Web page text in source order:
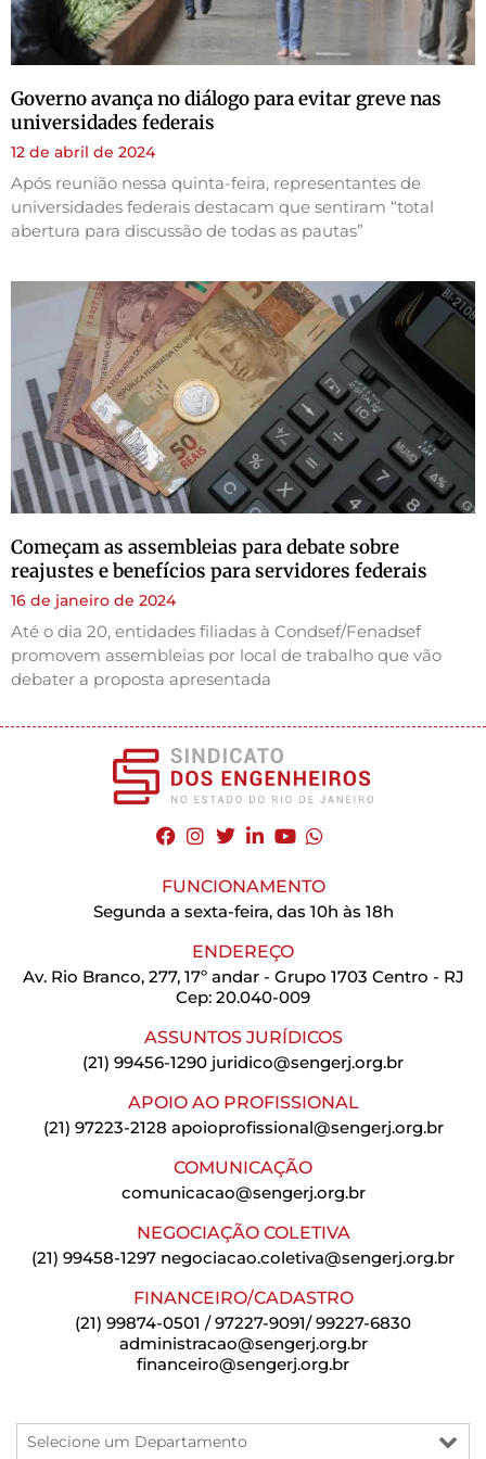
Governo avança no diálogo para evitar greve nas
universidades federais
12 de abril de 2024
Após reunião nessa quinta-feira, representantes de
universidades federais destacam que sentiram “total
abertura para discussão de todas as pautas”
Começam as assembleias para debate sobre
reajustes e benefícios para servidores federais
16 de janeiro de 2024
Até o dia 20, entidades filiadas à Condsef/Fenadsef
promovem assembleias por local de trabalho que vão
debater a proposta apresentada
FUNCIONAMENTO
Segunda a sexta-feira, das 10h às 18h
ENDEREÇO
Av. Rio Branco, 277, 17º andar - Grupo 1703 Centro - RJ
Cep: 20.040-009
ASSUNTOS JURÍDICOS
(21) 99456-1290 juridico@sengerj.org.br
APOIO AO PROFISSIONAL
(21) 97223-2128 apoioprofissional@sengerj.org.br
COMUNICAÇÃO
comunicacao@sengerj.org.br
NEGOCIAÇÃO COLETIVA
(21) 99458-1297 negociacao.coletiva@sengerj.org.br
FINANCEIRO/CADASTRO
(21) 99874-0501 / 97227-9091/ 99227-6830
administracao@sengerj.org.br
financeiro@sengerj.org.br